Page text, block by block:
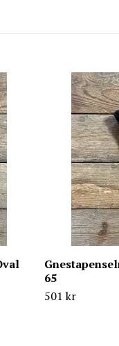
65
501 kr